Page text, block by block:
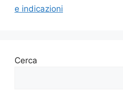
e indicazioni
Cerca